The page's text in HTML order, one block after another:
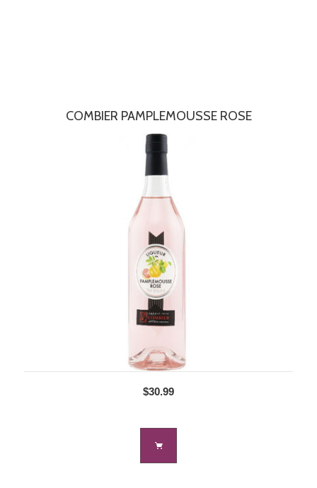
COMBIER PAMPLEMOUSSE ROSE
$30.99